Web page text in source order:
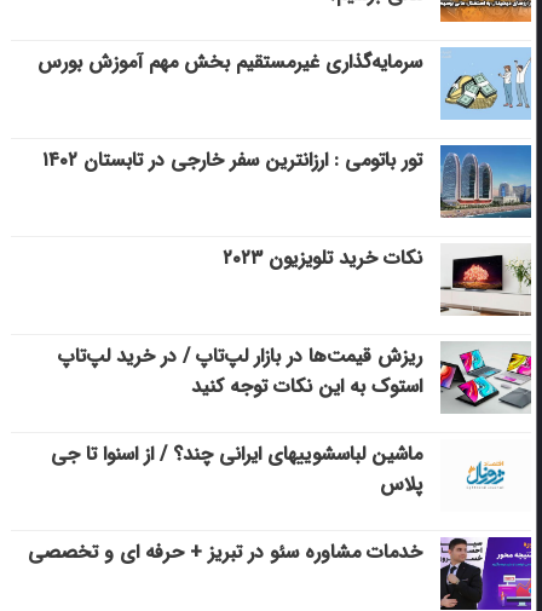
سرمایه‌گذاری غیرمستقیم بخش مهم آموزش بورس
تور باتومی : ارزانترین سفر خارجی در تابستان ۱۴۰۲
نکات خرید تلویزیون ۲۰۲۳
ریزش قیمت‌ها در بازار لپ‌تاپ / در خرید لپ‌تاپ
استوک به این نکات توجه کنید
ماشین لباسشویی‎های ایرانی چند؟ / از اسنوا تا جی
پلاس
خدمات مشاوره سئو در تبریز + حرفه ای و تخصصی